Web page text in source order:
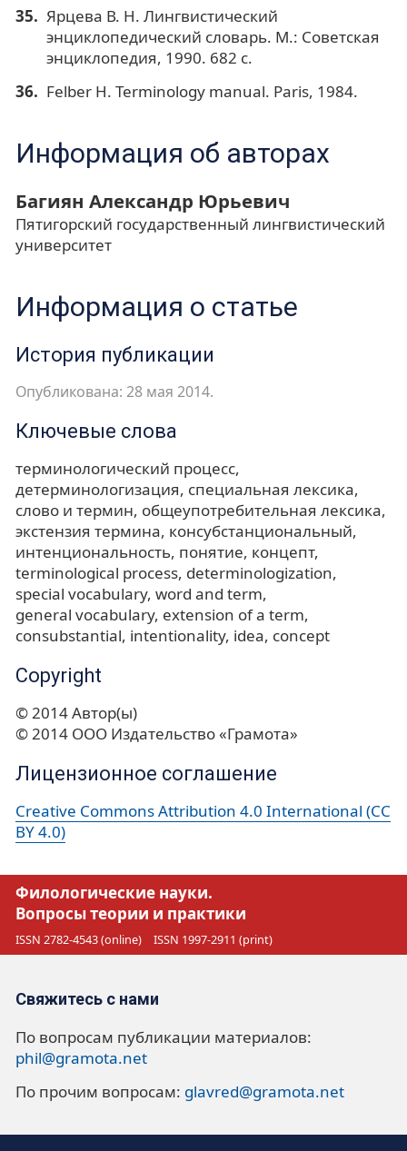
Ярцева В. Н. Лингвистический
энциклопедический словарь. М.: Советская
энциклопедия, 1990. 682 с.
Felber H. Terminology manual. Paris, 1984.
Информация об авторах
Багиян Александр Юрьевич
Пятигорский государственный лингвистический
университет
Информация о статье
История публикации
Опубликована: 28 мая 2014.
Ключевые слова
терминологический процесс
детерминологизация специальная лексика
слово и термин общеупотребительная лексика
экстензия термина консубстанциональный
интенциональность понятие концепт
terminological process determinologization
special vocabulary word and term
general vocabulary extension of a term
consubstantial intentionality idea concept
Copyright
© 2014 Автор(ы)
© 2014 ООО Издательство «Грамота»
Лицензионное соглашение
Creative Commons Attribution 4.0 International (CC
BY 4.0)
Филологические науки.
Вопросы теории и практики
ISSN 2782-4543 (online) ISSN 1997-2911 (print)
Свяжитесь с нами
По вопросам публикации материалов:
phil@gramota.net
По прочим вопросам: glavred@gramota.net